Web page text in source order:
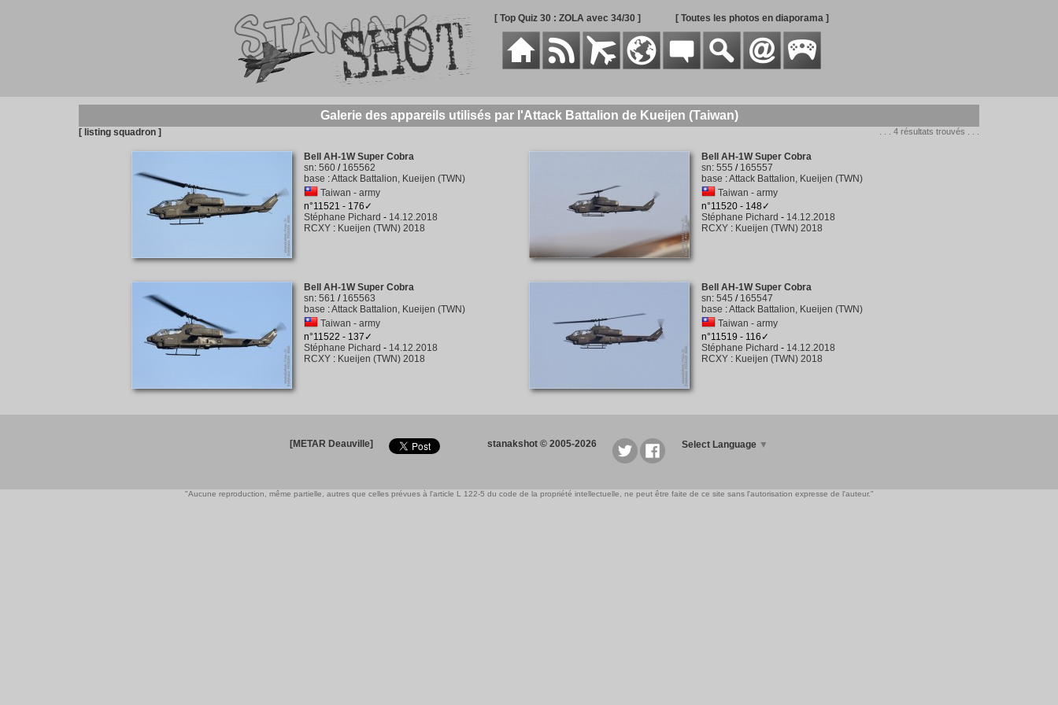
[ Top Quiz 30 : ZOLA avec 34/30 ] [ Toutes les photos en diaporama ]
Galerie des appareils utilisés par l'Attack Battalion de Kueijen (Taiwan)
[ listing squadron ] . . . 4 résultats trouvés . . .
Bell AH-1W Super Cobra
sn: 560 / 165562
base :Attack Battalion, Kueijen (TWN)
Taiwan - army
n°11521 - 176✓
Stéphane Pichard - 14.12.2018
RCXY : Kueijen (TWN) 2018
Bell AH-1W Super Cobra
sn: 555 / 165557
base :Attack Battalion, Kueijen (TWN)
Taiwan - army
n°11520 - 148✓
Stéphane Pichard - 14.12.2018
RCXY : Kueijen (TWN) 2018
Bell AH-1W Super Cobra
sn: 561 / 165563
base :Attack Battalion, Kueijen (TWN)
Taiwan - army
n°11522 - 137✓
Stéphane Pichard - 14.12.2018
RCXY : Kueijen (TWN) 2018
Bell AH-1W Super Cobra
sn: 545 / 165547
base :Attack Battalion, Kueijen (TWN)
Taiwan - army
n°11519 - 116✓
Stéphane Pichard - 14.12.2018
RCXY : Kueijen (TWN) 2018
[METAR Deauville] stanakshot © 2005-2026 Select Language ▼
"Aucune reproduction, même partielle, autres que celles prévues à l'article L 122-5 du code de la propriété intellectuelle, ne peut être faite de ce site sans l'autorisation expresse de l'auteur."